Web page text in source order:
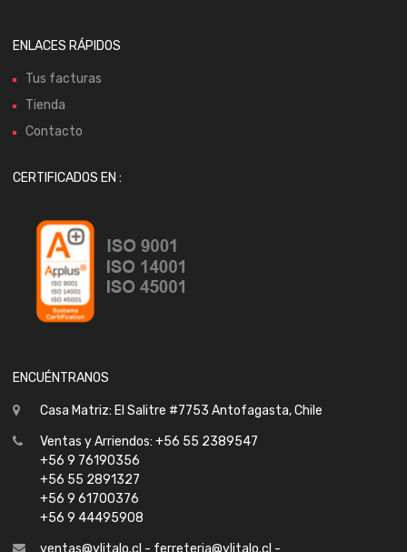
ENLACES RÁPIDOS
Tus facturas
Tienda
Contacto
CERTIFICADOS EN :
ENCUÉNTRANOS
Casa Matriz: El Salitre #7753 Antofagasta, Chile
Ventas y Arriendos: +56 55 2389547
+56 9 76190356
+56 55 2891327
+56 9 61700376
+56 9 44495908
ventas@ylitalo.cl - ferreteria@ylitalo.cl -